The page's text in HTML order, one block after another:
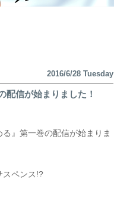
2016/6/28 Tuesday
配信が始まりました！
』第一巻の配信が始まりま
スペンス!?